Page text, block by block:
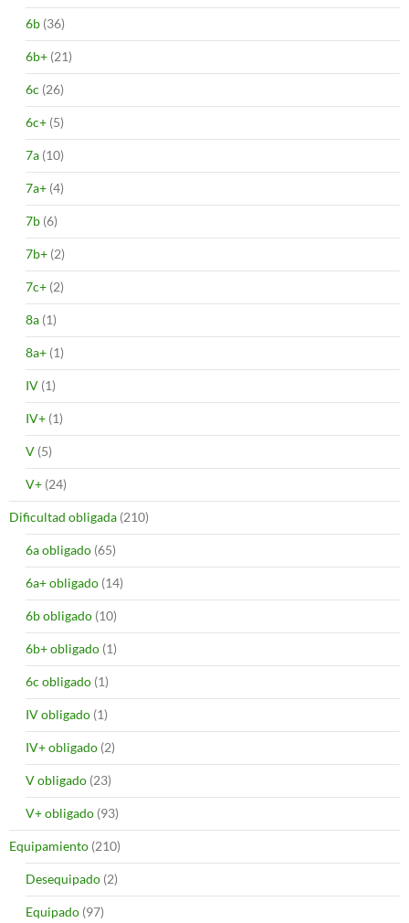
6b (36)
6b+ (21)
6c (26)
6c+ (5)
7a (10)
7a+ (4)
7b (6)
7b+ (2)
7c+ (2)
8a (1)
8a+ (1)
IV (1)
IV+ (1)
V (5)
V+ (24)
Dificultad obligada (210)
6a obligado (65)
6a+ obligado (14)
6b obligado (10)
6b+ obligado (1)
6c obligado (1)
IV obligado (1)
IV+ obligado (2)
V obligado (23)
V+ obligado (93)
Equipamiento (210)
Desequipado (2)
Equipado (97)